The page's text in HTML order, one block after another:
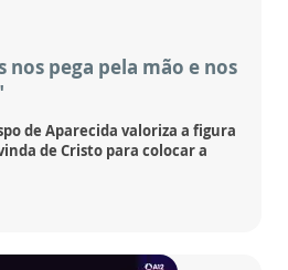
nos pega pela mão e nos
de Aparecida valoriza a figura
de Cristo para colocar a